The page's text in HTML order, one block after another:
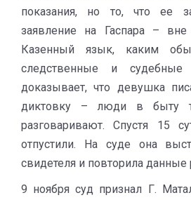
показания, но то, что ее
заявление на Гаспара – вне
Казенный язык, каким
следственные и судебные
доказывает, что девушка
диктовку – люди в быту
разговаривают. Спустя 15
отпустили. На суде она
свидетеля и повторила данные
9 ноября суд признал Г.